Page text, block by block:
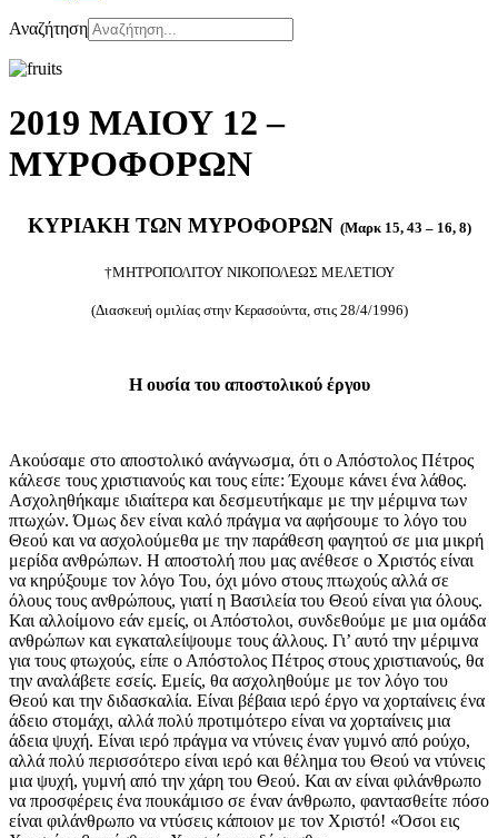
Αναζήτηση
2019 ΜΑΙΟΥ 12 –
ΜΥΡΟΦΟΡΩΝ
ΚΥΡΙΑΚΗ ΤΩΝ ΜΥΡΟΦΟΡΩΝ (Μαρκ 15, 43 – 16, 8)
†ΜΗΤΡΟΠΟΛΙΤΟΥ ΝΙΚΟΠΟΛΕΩΣ ΜΕΛΕΤΙΟΥ
(Διασκευή ομιλίας στην Κερασούντα, στις 28/4/1996)
Η ουσία του αποστολικού έργου
Ακούσαμε στο αποστολικό ανάγνωσμα, ότι ο Απόστολος Πέτρος
κάλεσε τους χριστιανούς και τους είπε: Έχουμε κάνει ένα λάθος.
Ασχοληθήκαμε ιδιαίτερα και δεσμευτήκαμε με την μέριμνα των
πτωχών. Όμως δεν είναι καλό πράγμα να αφήσουμε το λόγο του
Θεού και να ασχολούμεθα με την παράθεση φαγητού σε μια μικρή
μερίδα ανθρώπων. Η αποστολή που μας ανέθεσε ο Χριστός είναι
να κηρύξουμε τον λόγο Του, όχι μόνο στους πτωχούς αλλά σε
όλους τους ανθρώπους, γιατί η Βασιλεία του Θεού είναι για όλους.
Και αλλοίμονο εάν εμείς, οι Απόστολοι, συνδεθούμε με μια ομάδα
ανθρώπων και εγκαταλείψουμε τους άλλους. Γι’ αυτό την μέριμνα
για τους φτωχούς, είπε ο Απόστολος Πέτρος στους χριστιανούς, θα
την αναλάβετε εσείς. Εμείς, θα ασχοληθούμε με τον λόγο του
Θεού και την διδασκαλία. Είναι βέβαια ιερό έργο να χορταίνεις ένα
άδειο στομάχι, αλλά πολύ προτιμότερο είναι να χορταίνεις μια
άδεια ψυχή. Είναι ιερό πράγμα να ντύνεις έναν γυμνό από ρούχο,
αλλά πολύ περισσότερο είναι ιερό και θέλημα του Θεού να ντύνεις
μια ψυχή, γυμνή από την χάρη του Θεού. Και αν είναι φιλάνθρωπο
να προσφέρεις ένα πουκάμισο σε έναν άνθρωπο, φαντασθείτε πόσο
είναι φιλάνθρωπο να ντύσεις κάποιον με τον Χριστό! «Όσοι εις